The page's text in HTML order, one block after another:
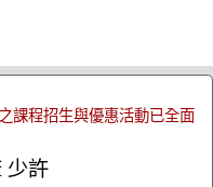
課程招生與優惠活動已全面
少許